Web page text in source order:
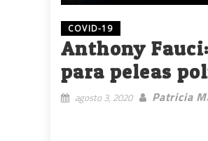
COVID-19
Anthony
para peleas
agosto 3, 2020 Patricia